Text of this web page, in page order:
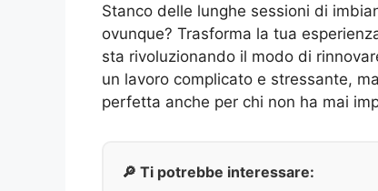
Stanco delle lunghe sessioni di
ovunque? Trasforma la tua
sta rivoluzionando il modo di
un lavoro complicato e stressante,
perfetta anche per chi non ha mai
🔎 Ti potrebbe interessare: